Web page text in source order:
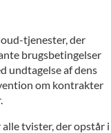
tjenester, der
brugsbetingelser
undtagelse af dens
om kontrakter
tvister, der opstår i